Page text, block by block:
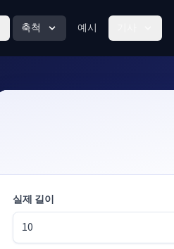
축척 예시
실제 길이